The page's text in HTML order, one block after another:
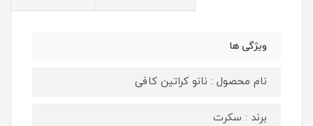
ویژگی ها
نام محصول : نانو کراتین کافی
برند : سکرت